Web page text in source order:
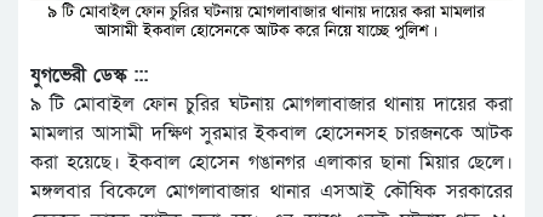
যুগভেরী ডেস্ক :::
৯ টি মোবাইল ফোন চুরির ঘটনায় মোগলাবাজার থানায় দায়ের করা
মামলার আসামী দক্ষিণ সুরমার ইকবাল হোসেনসহ চারজনকে আটক
করা হয়েছে। ইকবাল হোসেন গঙানগর এলাকার ছানা মিয়ার ছেলে।
মঙ্গলবার বিকেলে মোগলাবাজার থানার এসআই কৌষিক সরকারের